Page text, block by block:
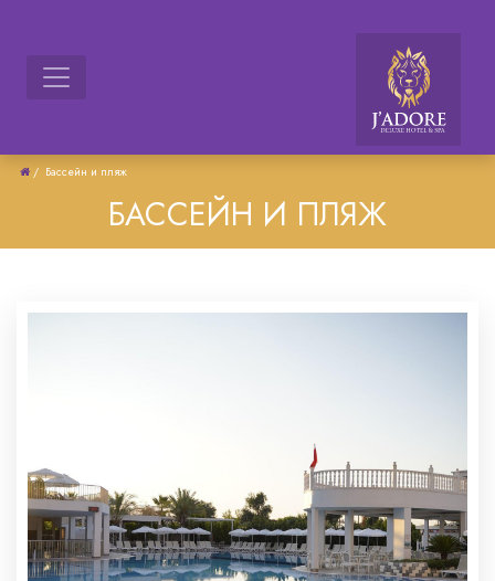
/ Бассейн и пляж
БАССЕЙН И ПЛЯЖ